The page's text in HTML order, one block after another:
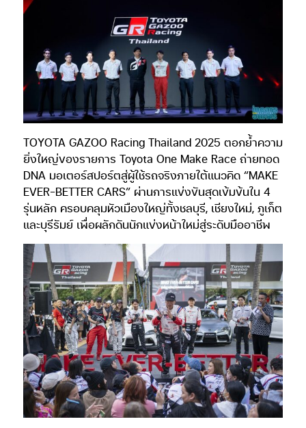
TOYOTA GAZOO Racing Thailand 2025 ตอกย้ำความ
ยิ่งใหญ่ของรายการ Toyota One Make Race ถ่ายทอด
DNA มอเตอร์สปอร์ตสู่ผู้ใช้รถจริงภายใต้แนวคิด “MAKE
EVER-BETTER CARS” ผ่านการแข่งขันสุดเข้มข้นใน 4
รุ่นหลัก ครอบคลุมหัวเมืองใหญ่ทั้งชลบุรี, เชียงใหม่, ภูเก็ต
และบุรีรัมย์ เพื่อผลักดันนักแข่งหน้าใหม่สู่ระดับมืออาชีพ